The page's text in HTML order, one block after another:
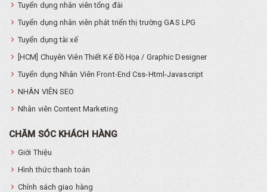
Tuyển dụng nhân viên tổng đài
Tuyển dụng nhân viên phát triển thị trường GAS LPG
Tuyển dụng tài xế
[HCM] Chuyên Viên Thiết Kế Đồ Họa / Graphic Designer
Tuyển dụng Nhân Viên Front-End Css-Html-Javascript
NHÂN VIÊN SEO
Nhân viên Content Marketing
CHĂM SÓC KHÁCH HÀNG
Giới Thiệu
Hình thức thanh toán
Chính sách giao hàng